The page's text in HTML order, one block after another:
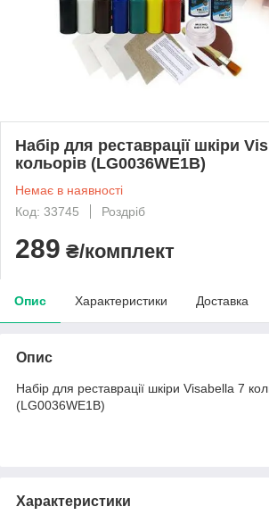
Набір для реставрації шкіри
кольорів (LG0036WE1B)
Немає в наявності
Код: 33745
Роздріб
289 ₴/комплект
Опис Характеристики Доставка
Опис
Набір для реставрації шкіри Visabella 7
(LG0036WE1B)
Характеристики